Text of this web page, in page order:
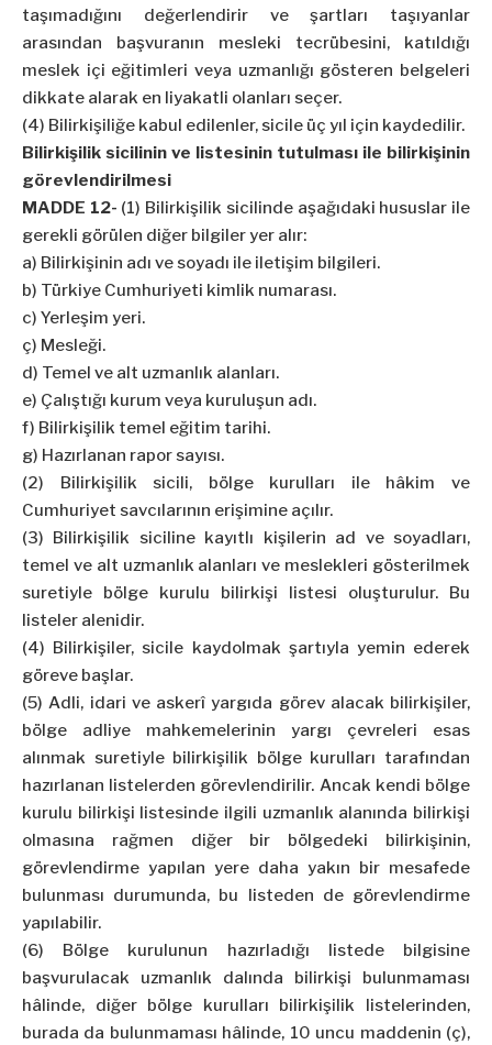
taşımadığını değerlendirir ve şartları taşıyanlar
arasından başvuranın mesleki tecrübesini, katıldığı
meslek içi eğitimleri veya uzmanlığı gösteren belgeleri
dikkate alarak en liyakatli olanları seçer.
(4) Bilirkişiliğe kabul edilenler, sicile üç yıl için kaydedilir.
Bilirkişilik sicilinin ve listesinin tutulması ile bilirkişinin
görevlendirilmesi
MADDE 12- (1) Bilirkişilik sicilinde aşağıdaki hususlar ile
gerekli görülen diğer bilgiler yer alır:
a) Bilirkişinin adı ve soyadı ile iletişim bilgileri.
b) Türkiye Cumhuriyeti kimlik numarası.
c) Yerleşim yeri.
ç) Mesleği.
d) Temel ve alt uzmanlık alanları.
e) Çalıştığı kurum veya kuruluşun adı.
f) Bilirkişilik temel eğitim tarihi.
g) Hazırlanan rapor sayısı.
(2) Bilirkişilik sicili, bölge kurulları ile hâkim ve
Cumhuriyet savcılarının erişimine açılır.
(3) Bilirkişilik siciline kayıtlı kişilerin ad ve soyadları,
temel ve alt uzmanlık alanları ve meslekleri gösterilmek
suretiyle bölge kurulu bilirkişi listesi oluşturulur. Bu
listeler alenidir.
(4) Bilirkişiler, sicile kaydolmak şartıyla yemin ederek
göreve başlar.
(5) Adli, idari ve askerî yargıda görev alacak bilirkişiler,
bölge adliye mahkemelerinin yargı çevreleri esas
alınmak suretiyle bilirkişilik bölge kurulları tarafından
hazırlanan listelerden görevlendirilir. Ancak kendi bölge
kurulu bilirkişi listesinde ilgili uzmanlık alanında bilirkişi
olmasına rağmen diğer bir bölgedeki bilirkişinin,
görevlendirme yapılan yere daha yakın bir mesafede
bulunması durumunda, bu listeden de görevlendirme
yapılabilir.
(6) Bölge kurulunun hazırladığı listede bilgisine
başvurulacak uzmanlık dalında bilirkişi bulunmaması
hâlinde, diğer bölge kurulları bilirkişilik listelerinden,
burada da bulunmaması hâlinde, 10 uncu maddenin (ç),